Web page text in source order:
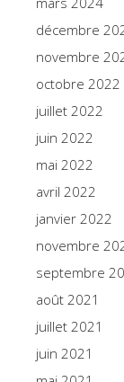
décembre
novembre
octobre 2022
juillet 2022
juin 2022
mai 2022
avril 2022
janvier 2022
novembre
septembre
août 2021
juillet 2021
juin 2021